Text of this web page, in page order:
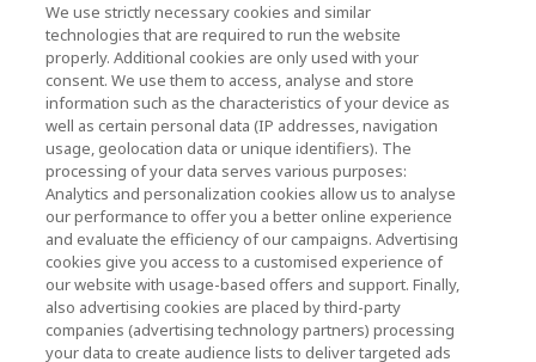
KIOXIA Holdings Corporation (Societário /
Relações com Investidores)
KIOXIA Holdings Corporation Home
Relações com investidores
Política de Privacidade
We use strictly necessary cookies and similar
technologies that are required to run the website
properly. Additional cookies are only used with your
consent. We use them to access, analyse and store
information such as the characteristics of your device as
well as certain personal data (IP addresses, navigation
usage, geolocation data or unique identifiers). The
processing of your data serves various purposes:
Analytics and personalization cookies allow us to analyse
our performance to offer you a better online experience
and evaluate the efficiency of our campaigns. Advertising
cookies give you access to a customised experience of
our website with usage-based offers and support. Finally,
also advertising cookies are placed by third-party
companies (advertising technology partners) processing
your data to create audience lists to deliver targeted ads